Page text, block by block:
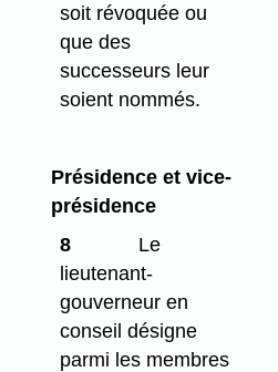
soit révoquée ou
que des
successeurs leur
soient nommés.
Présidence et vice-
présidence
8
Le
lieutenant-
gouverneur en
conseil désigne
parmi les membres